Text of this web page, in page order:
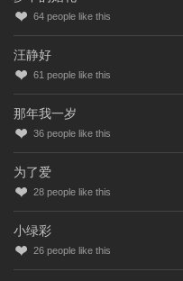
64 people like this
汪静好
61 people like this
那年我一岁
36 people like this
为了爱
28 people like this
小绿彩
26 people like this